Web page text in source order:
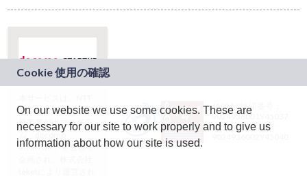
ドコモグループの新
規事業創出プログラ
ム「docomo
STARTUP」を通じて
JASRAC許諾番号：
9024936001Y45037
JASRAC許諾番号：
On our website we use some cookies. These are
necessary for our site to work properly and to give us
information about how our site is used.